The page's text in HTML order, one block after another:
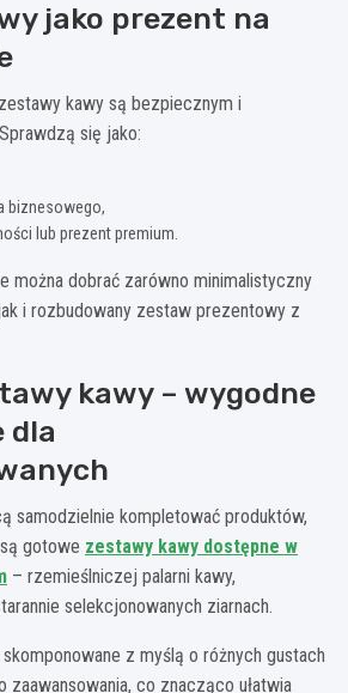
jako prezent na
kawy są bezpiecznym i
się jako:
biznesowego,
lub prezent premium.
można dobrać zarówno minimalistyczny
i rozbudowany zestaw prezentowy z
kawy – wygodne
dla
samodzielnie kompletować produktów,
gotowe zestawy kawy dostępne w
– rzemieślniczej palarni kawy,
selekcjonowanych ziarnach.
z myślą o różnych gustach
zaawansowania, co znacząco ułatwia